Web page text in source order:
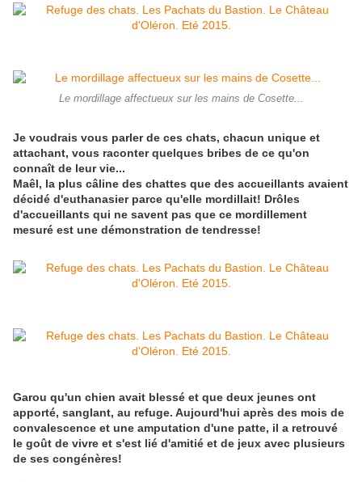
Le mordillage affectueux sur les mains de Cosette...
Je voudrais vous parler de ces chats, chacun unique et
attachant, vous raconter quelques bribes de ce qu'on
connaît de leur vie...
Maêl, la plus câline des chattes que des accueillants avaient
décidé d'euthanasier parce qu'elle mordillait! Drôles
d'accueillants qui ne savent pas que ce mordillement
mesuré est une démonstration de tendresse!
Garou qu'un chien avait blessé et que deux jeunes ont
apporté, sanglant, au refuge. Aujourd'hui après des mois de
convalescence et une amputation d'une patte, il a retrouvé
le goût de vivre et s'est lié d'amitié et de jeux avec plusieurs
de ses congénères!